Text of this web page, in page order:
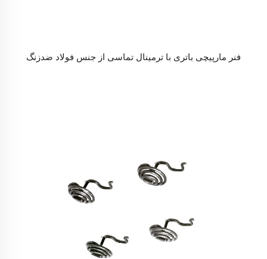
فنر مارپیچی باتری با ترمینال تماسی از جنس فولاد ضدزنگ